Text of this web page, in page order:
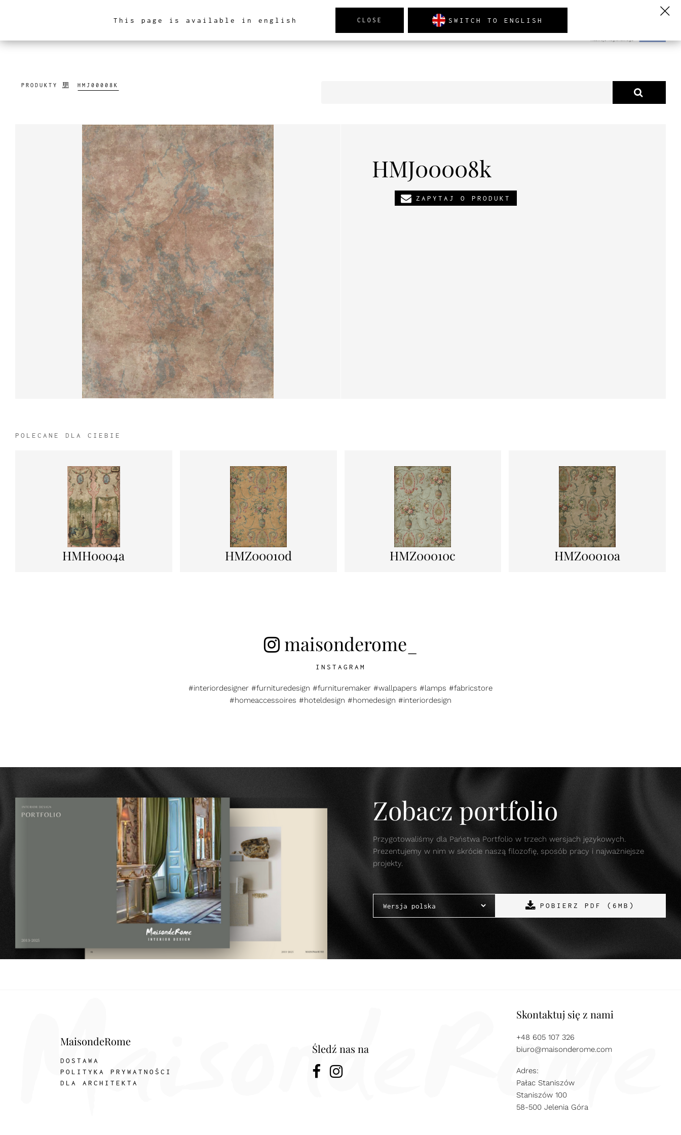
ARCHITEKTURA WNĘTRZ PRODUKTY AKTUALNOŚCI O NAS
PRODUKTY HMJ00008K
HMJ00008k
ZAPYTAJ O PRODUKT
POLECANE DLA CIEBIE
HMH0004a HMZ00010d HMZ00010c HMZ00010a
maisonderome_
INSTAGRAM
#interiordesigner #furnituredesign #furnituremaker #wallpapers #lamps #fabricstore
#homeaccessoires #hoteldesign #homedesign #interiordesign
Zobacz portfolio
Przygotowaliśmy dla Państwa Portfolio w trzech wersjach językowych.
Prezentujemy w nim w skrócie naszą filozofię, sposób pracy i najważniejsze
projekty.
POBIERZ PDF (6MB)
MaisondeRome
DOSTAWA
POLITYKA PRYWATNOŚCI
DLA ARCHITEKTA
Śledź nas na
Skontaktuj się z nami
+48 605 107 326
biuro@maisonderome.com
Adres:
Pałac Staniszów
Staniszów 100
58-500 Jelenia Góra
This page is available in english CLOSE SWITCH TO ENGLISH